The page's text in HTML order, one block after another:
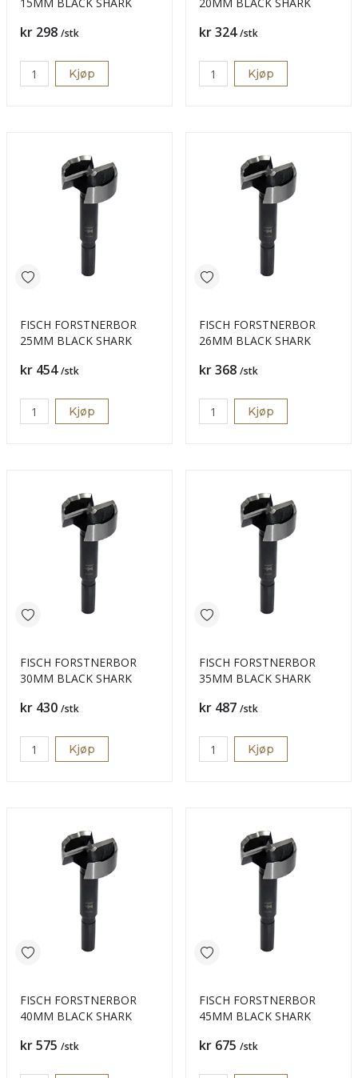
Pris
kr 298 /stk
Kjøp
Pris
kr 324 /stk
Kjøp
FISCH FORSTNERBOR
25MM BLACK SHARK
Pris
kr 454 /stk
Kjøp
FISCH FORSTNERBOR
26MM BLACK SHARK
Pris
kr 368 /stk
Kjøp
FISCH FORSTNERBOR
30MM BLACK SHARK
Pris
kr 430 /stk
Kjøp
FISCH FORSTNERBOR
35MM BLACK SHARK
Pris
kr 487 /stk
Kjøp
FISCH FORSTNERBOR
40MM BLACK SHARK
Pris
kr 575 /stk
FISCH FORSTNERBOR
45MM BLACK SHARK
Pris
kr 675 /stk